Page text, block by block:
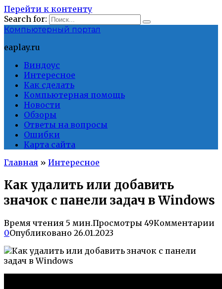
Перейти к контенту
Search for:
Компьютерный портал
eaplay.ru
Виндоус
Интересное
Как сделать
Компьютерная помощь
Новости
Обзоры
Ответы на вопросы
Ошибки
Карта сайта
Главная » Интересное
Как удалить или добавить
значок с панели задач в Windows
Время чтения 5 мин.Просмотры 49Комментарии
0Опубликовано 26.01.2023